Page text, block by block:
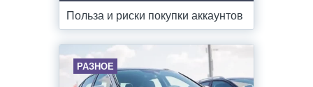
Польза и риски покупки аккаунтов
РАЗНОЕ